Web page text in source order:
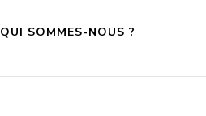
QUI SOMMES-NOUS ?